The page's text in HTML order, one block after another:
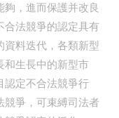
，進而保護并改良
合法競爭的認定具有
料迭代，各類新型
和生長中的新型市
認定不合法競爭行
爭，可束縛司法者